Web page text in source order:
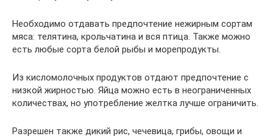
Необходимо отдавать предпочтение нежирным сортам
мяса: телятина, крольчатина и вся птица. Также можно
есть любые сорта белой рыбы и морепродукты.
Из кисломолочных продуктов отдают предпочтение с
низкой жирностью. Яйца можно есть в неограниченных
количествах, но употребление желтка лучше ограничить.
Разрешен также дикий рис, чечевица, грибы, овощи и